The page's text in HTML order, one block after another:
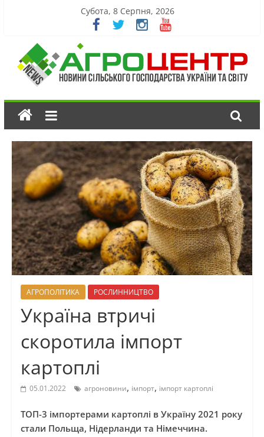
Субота, 8 Серпня, 2026
АГРОПОЛІТИКА РОСЛИННИЦТВО
Україна втричі
скоротила імпорт
картоплі
05.01.2022 агроновини, імпорт, імпорт картоплі
ТОП-3 імпортерами картоплі в Україну 2021 року
стали Польща, Нідерланди та Німеччина.